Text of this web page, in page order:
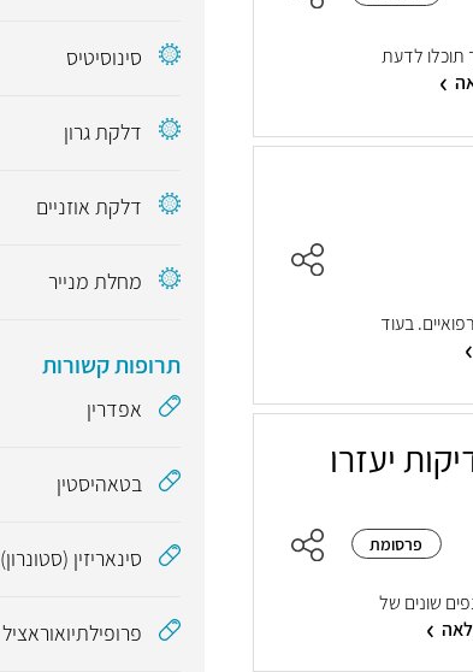
תוכלו לדעת
בעוד
יעזרו
פרסומת
שונים של
סינוסיטיס
דלקת גרון
דלקת אוזניים
מחלת מנייר
תרופות קשורות
אפדרין
בטאהיסטין
סינאריזין (סטונרון)
פרופילתיואוראציל